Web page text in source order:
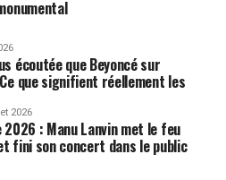
écoutée que Beyoncé sur
que signifient réellement les
2026
2026 : Manu Lanvin met le feu
fini son concert dans le public